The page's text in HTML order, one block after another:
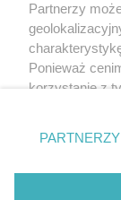
Partnerzy
Ponieważ
korzystanie z
zmienić/
znajdujący się
rodzaje
użytkownika,
PARTNERZY